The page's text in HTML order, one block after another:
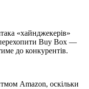
«хайнджекерів»
перехопити Buy Box —
до конкурентів.
Amazon, оскільки